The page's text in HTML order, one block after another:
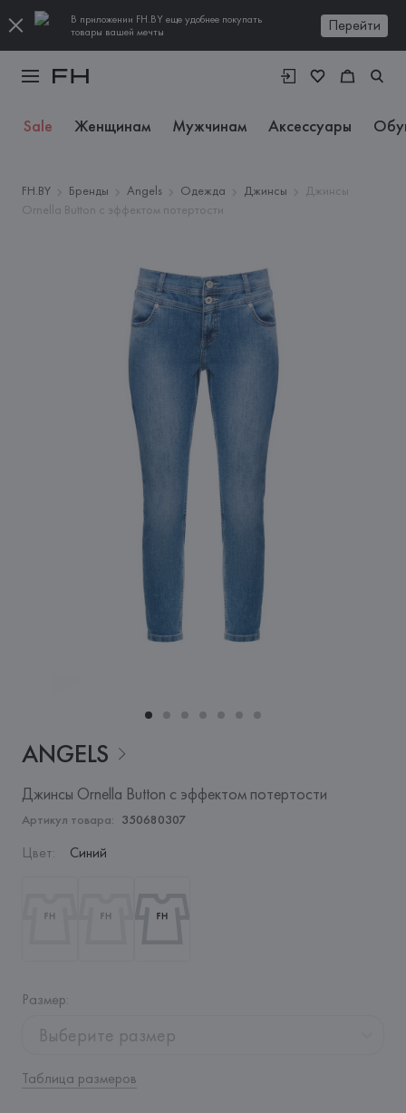
В приложении FH.BY еще удобнее покупать
товары вашей мечты
Перейти
Sale Женщинам Мужчинам Аксессуары
FH.BY Бренды Angels Одежда Джинсы
Джинсы
Ornella Button с эффектом потертости
ANGELS
Джинсы Ornella Button с эффектом потертости
Артикул товара: 350680307
Цвет: Синий
Размер:
Выберите размер
Таблица размеров